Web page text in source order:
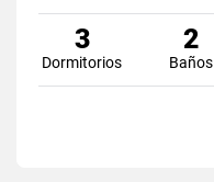
3
Dormitorios
2
Baños